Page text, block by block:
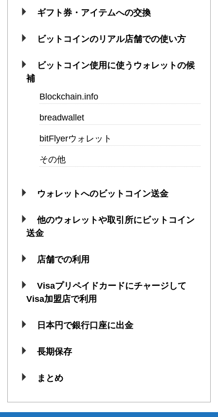
ギフト券・アイテムへの交換
ビットコインのリアル店舗での使い方
ビットコイン使用に使うウォレットの候
補
Blockchain.info
breadwallet
bitFlyerウォレット
その他
ウォレットへのビットコイン送金
他のウォレットや取引所にビットコイン
送金
店舗での利用
Visaプリペイドカードにチャージして
Visa加盟店で利用
日本円で銀行口座に出金
長期保存
まとめ